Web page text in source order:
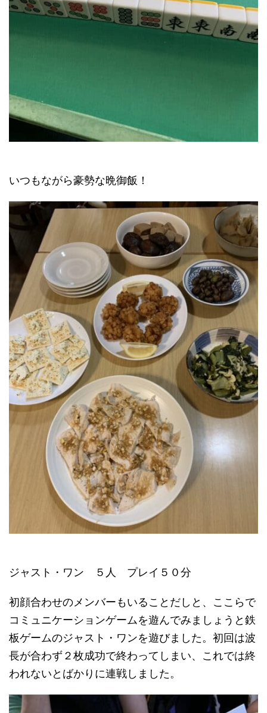
いつもながら豪勢な晩御飯！
ジャスト・ワン ５人 プレイ５０分
初顔合わせのメンバーもいることだしと、ここらで
コミュニケーションゲームを遊んでみましょうと鉄
板ゲームのジャスト・ワンを遊びました。初回は波
長が合わず２枚成功で終わってしまい、これでは終
われないとばかりに連戦しました。